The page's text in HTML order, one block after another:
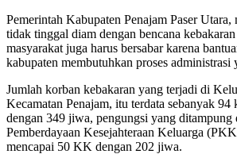
Pemerintah Kabupaten Penajam Paser Utara,
tidak tinggal diam dengan bencana
masyarakat juga harus bersabar karena
kabupaten membutuhkan proses administrasi
Jumlah korban kebakaran yang terjadi di
Kecamatan Penajam, itu terdata sebanyak
dengan 349 jiwa, pengungsi yang ditampung
Pemberdayaan Kesejahteraan Keluarga
mencapai 50 KK dengan 202 jiwa.